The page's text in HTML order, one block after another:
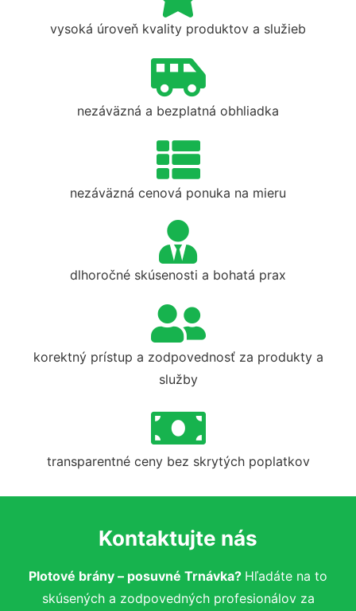
vysoká úroveň kvality produktov a služieb
nezáväzná a bezplatná obhliadka
nezáväzná cenová ponuka na mieru
dlhoročné skúsenosti a bohatá prax
korektný prístup a zodpovednosť za produkty a
služby
transparentné ceny bez skrytých poplatkov
Kontaktujte nás
Plotové brány – posuvné Trnávka? Hľadáte na to
skúsených a zodpovedných profesionálov za